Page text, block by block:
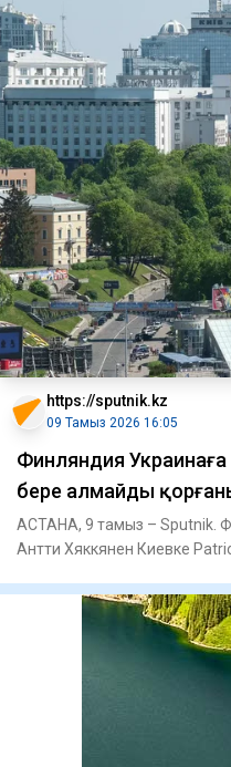
https://sputnik.kz
09 Тамыз 2026 16:05
Финляндия
бере алмайды
АСТАНА, 9 тамыз – Sputnik.
Антти Хяккянен Киевке